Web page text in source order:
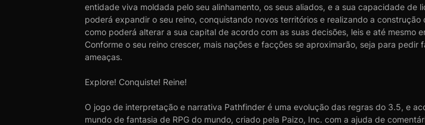
entidade viva moldada pelo seu alinhamento, os seus aliados, e a sua capacidade de
poderá expandir o seu reino, conquistando novos territórios e realizando a construção
como poderá alterar a sua capital de acordo com as suas decisões, leis e até mesmo
Conforme o seu reino crescer, mais nações e facções se aproximarão, seja para pedir
ameaças.
Explore! Conquiste! Reine!
O jogo de interpretação e narrativa Pathfinder é uma evolução das regras do 3.5, e
mundo de fantasia de RPG do mundo, criado pela Paizo, Inc. com a ajuda de